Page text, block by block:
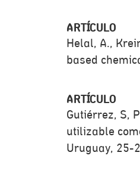
ARTÍCULO
Helal, A.,
based
ARTÍCULO
Gutiérrez, S,
utilizable
Uruguay, 25-